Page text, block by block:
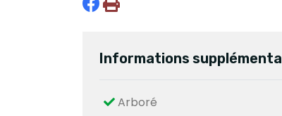
Informations
Arboré